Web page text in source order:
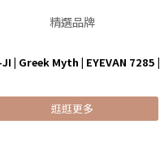
精選品牌
| Greek Myth | EYEVAN 7285 |
逛逛更多